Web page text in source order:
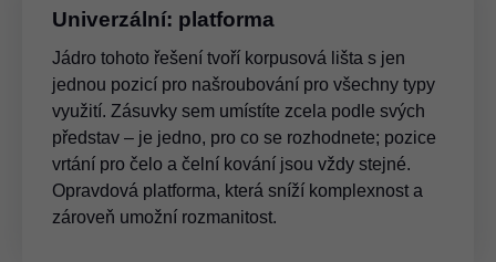
Univerzální: platforma
Jádro tohoto řešení tvoří korpusová lišta s jen
jednou pozicí pro našroubování pro všechny typy
využití. Zásuvky sem umístíte zcela podle svých
představ – je jedno, pro co se rozhodnete; pozice
vrtání pro čelo a čelní kování jsou vždy stejné.
Opravdová platforma, která sníží komplexnost a
zároveň umožní rozmanitost.